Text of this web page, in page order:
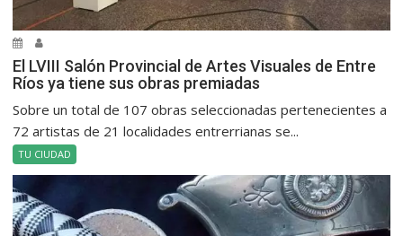
El LVIII Salón Provincial de Artes Visuales de Entre
Ríos ya tiene sus obras premiadas
Sobre un total de 107 obras seleccionadas pertenecientes a
72 artistas de 21 localidades entrerrianas se...
TU CIUDAD